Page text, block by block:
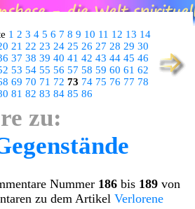
1 2 3 4 5 6 7 8 9 10 11 12 13 14
21 22 23 24 25 26 27 28 29 30
37 38 39 40 41 42 43 44 45 46
53 54 55 56 57 58 59 60 61 62
69 70 71 72 73 74 75 76 77 78
81 82 83 84 85 86
zu:
Nummer 186 bis 189 von
zu dem Artikel Verlorene